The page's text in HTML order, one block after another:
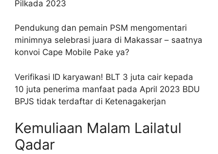
Pilkada 2023
Pendukung dan pemain PSM mengomentari
minimnya selebrasi juara di Makassar – saatnya
konvoi Cape Mobile Pake ya?
Verifikasi ID karyawan! BLT 3 juta cair kepada
10 juta penerima manfaat pada April 2023 BDU
BPJS tidak terdaftar di Ketenagakerjan
Kemuliaan Malam Lailatul
Qadar